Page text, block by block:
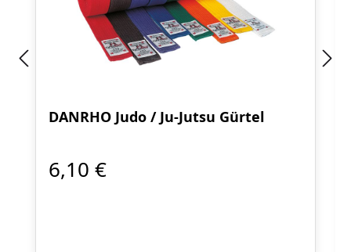
DANRHO Judo / Ju-Jutsu Gürtel
6,10 €